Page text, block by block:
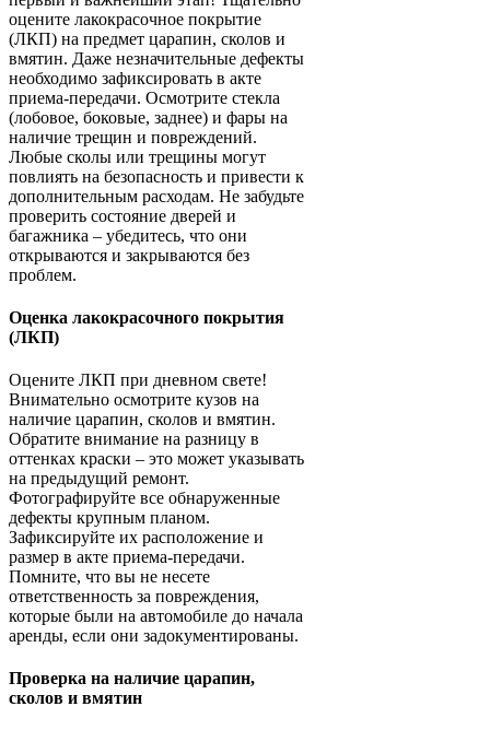
оцените лакокрасочное покрытие
(ЛКП) на предмет царапин, сколов и
вмятин. Даже незначительные дефекты
необходимо зафиксировать в акте
приема-передачи. Осмотрите стекла
(лобовое, боковые, заднее) и фары на
наличие трещин и повреждений.
Любые сколы или трещины могут
повлиять на безопасность и привести к
дополнительным расходам. Не забудьте
проверить состояние дверей и
багажника – убедитесь, что они
открываются и закрываются без
проблем.
Оценка лакокрасочного покрытия
(ЛКП)
Оцените ЛКП при дневном свете!
Внимательно осмотрите кузов на
наличие царапин, сколов и вмятин.
Обратите внимание на разницу в
оттенках краски – это может указывать
на предыдущий ремонт.
Фотографируйте все обнаруженные
дефекты крупным планом.
Зафиксируйте их расположение и
размер в акте приема-передачи.
Помните, что вы не несете
ответственность за повреждения,
которые были на автомобиле до начала
аренды, если они задокументированы.
Проверка на наличие царапин,
сколов и вмятин